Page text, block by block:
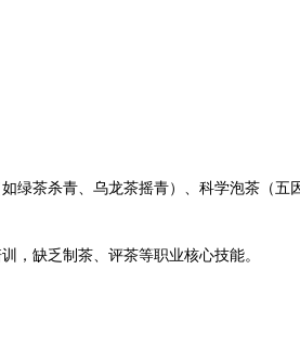
绿茶杀青、乌龙茶摇青）、科学泡茶（
，缺乏制茶、评茶等职业核心技能‌。